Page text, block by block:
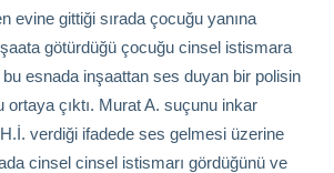
evine gittiği sırada çocuğu yanına
götürdüğü çocuğu cinsel istismara
bu esnada inşaattan ses duyan bir polisin
çıktı. Murat A. suçunu inkar
verdiği ifadede ses gelmesi üzerine
cinsel cinsel istismarı gördüğünü ve